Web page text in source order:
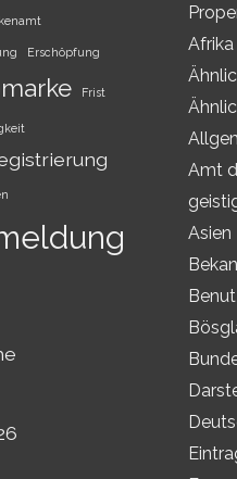
Erschöpfung
Frist
Afrika
Amt
Asien